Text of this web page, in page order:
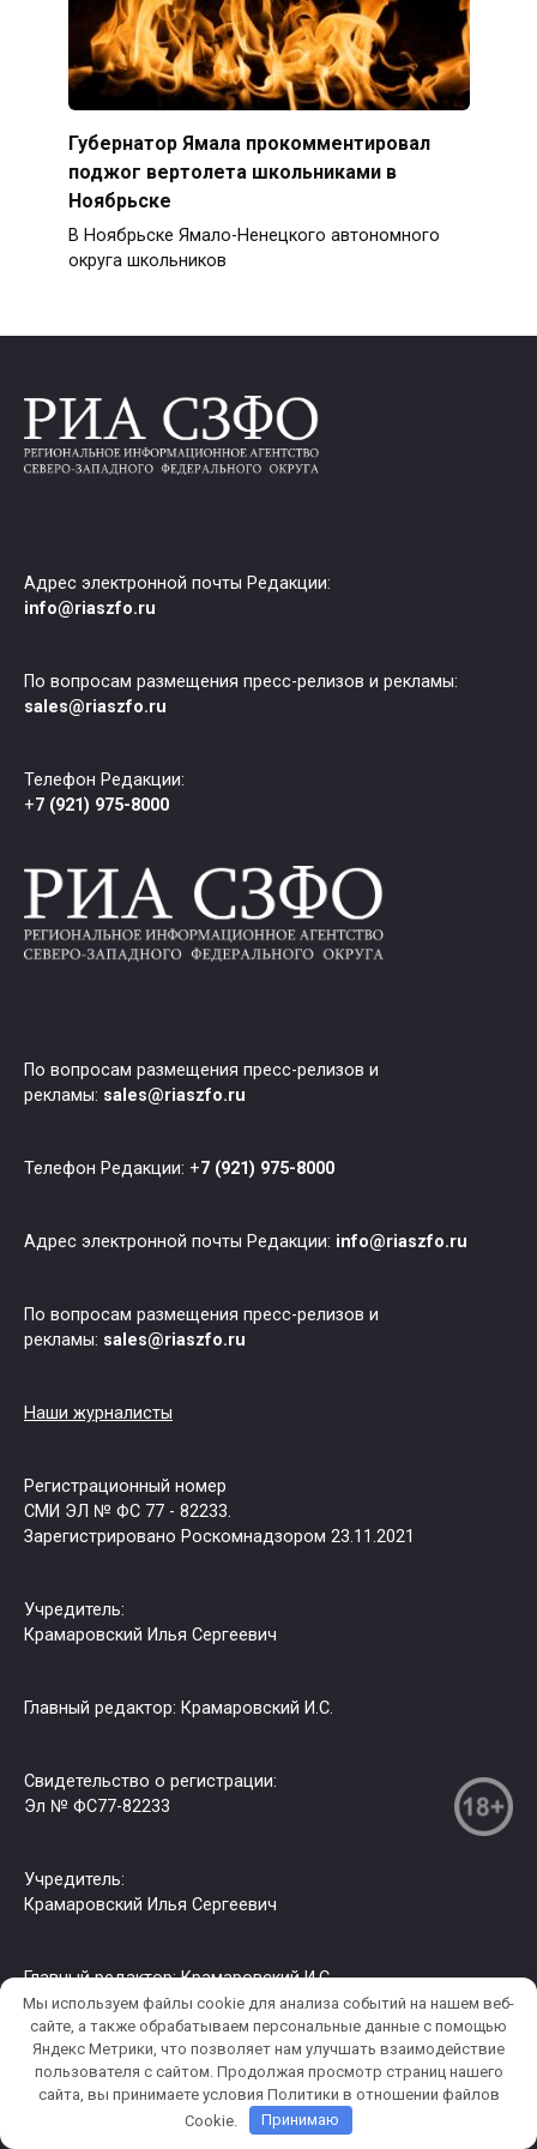
Губернатор Ямала прокомментировал
поджог вертолета школьниками в
Ноябрьске
В Ноябрьске Ямало-Ненецкого автономного
округа школьников
Адрес электронной почты Редакции:
info@riaszfo.ru
По вопросам размещения пресс-релизов и рекламы:
sales@riaszfo.ru
Телефон Редакции:
+7 (921) 975-8000
По вопросам размещения пресс-релизов и
рекламы: sales@riaszfo.ru
Телефон Редакции: +7 (921) 975-8000
Адрес электронной почты Редакции: info@riaszfo.ru
По вопросам размещения пресс-релизов и
рекламы: sales@riaszfo.ru
Наши журналисты
Регистрационный номер
СМИ ЭЛ № ФС 77 - 82233.
Зарегистрировано Роскомнадзором 23.11.2021
Учредитель:
Крамаровский Илья Сергеевич
Главный редактор: Крамаровский И.С.
Свидетельство о регистрации:
Эл № ФС77-82233
Учредитель:
Крамаровский Илья Сергеевич
Главный редактор: Крамаровский И.С.
© 2026 РИА СЗФО. Копирование информации только с
разрешения правообладателя.
Мы используем файлы cookie для анализа событий на нашем веб-
сайте, а также обрабатываем персональные данные с помощью
Яндекс Метрики, что позволяет нам улучшать взаимодействие
пользователя c сайтом. Продолжая просмотр страниц нашего
сайта, вы принимаете условия Политики в отношении файлов
Cookie.
Принимаю